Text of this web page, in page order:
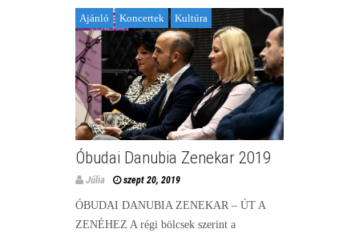
Ajánló Koncertek Kultúra
Óbudai Danubia Zenekar 2019
Júlia szept 20, 2019
ÓBUDAI DANUBIA ZENEKAR – ÚT A
ZENÉHEZ A régi bölcsek szerint a